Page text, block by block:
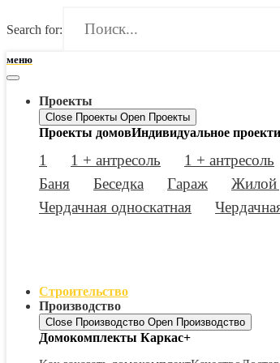
Search for:
меню
Проекты
Close Проекты Open Проекты
Проекты домовИндивидуальное
1 1 + антресоль 1 + антресоль
Баня
Беседка Гараж Жилой
Чердачная односкатная
Строительство
Производство
Close Производство Open Производство
Домокомплекты Каркас+